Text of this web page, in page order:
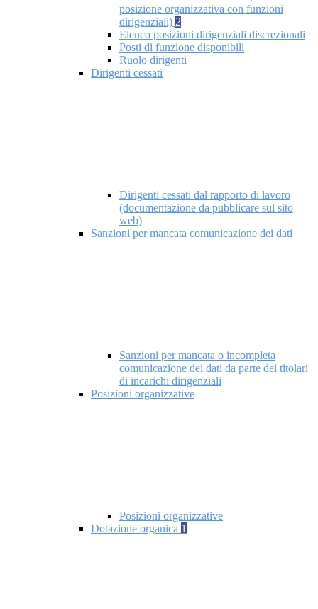
posizione organizzativa con funzioni
dirigenziali) 2
Elenco posizioni dirigenziali discrezionali
Posti di funzione disponibili
Ruolo dirigenti
Dirigenti cessati
Dirigenti cessati dal rapporto di lavoro
(documentazione da pubblicare sul sito
web)
Sanzioni per mancata comunicazione dei dati
Sanzioni per mancata o incompleta
comunicazione dei dati da parte dei titolari
di incarichi dirigenziali
Posizioni organizzative
Posizioni organizzative
Dotazione organica 1